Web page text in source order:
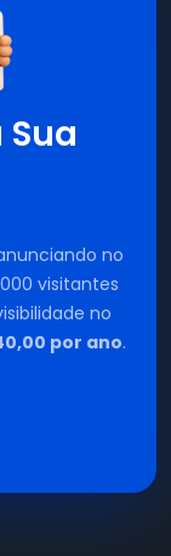
no
visitantes
no
por ano.